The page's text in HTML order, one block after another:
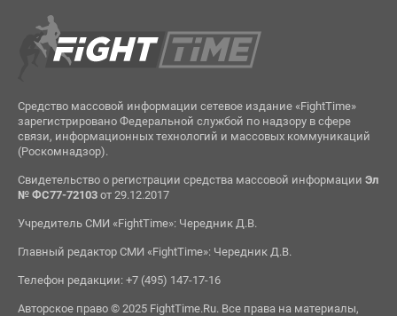
Средство массовой информации сетевое издание «FightTime»
зарегистрировано Федеральной службой по надзору в сфере
связи, информационных технологий и массовых коммуникаций
(Роскомнадзор).
Свидетельство о регистрации средства массовой информации Эл
№ ФС77-72103от 29.12.2017
Учредитель СМИ «FightTime»: Чередник Д.В.
Главный редактор СМИ «FightTime»: Чередник Д.В.
Телефон редакции: +7 (495) 147-17-16
Авторское право © 2025 FightTime.Ru. Все права на материалы,